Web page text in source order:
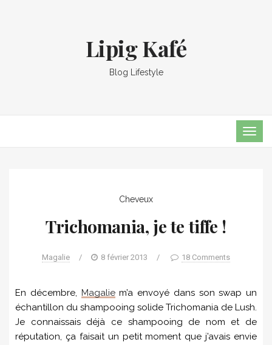
Lipig Kafé
Blog Lifestyle
Cheveux
Trichomania, je te tiffe !
Magalie / 8 février 2013 / 18 Comments
En décembre, Magaliem’a envoyé dans son swap un
échantillon du shampooing solide Trichomania de Lush.
Je connaissais déjà ce shampooing de nom et de
réputation, ça faisait un petit moment que j’avais envie